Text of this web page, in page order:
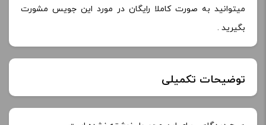
میتوانید به صورت کاملا رایگان در مورد این جویس مشورت
بگیرید .
توضیحات تکمیلی